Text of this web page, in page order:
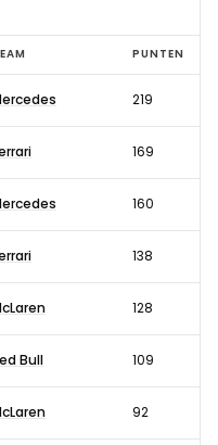
PUNTEN
219
169
160
138
128
Bull 109
92